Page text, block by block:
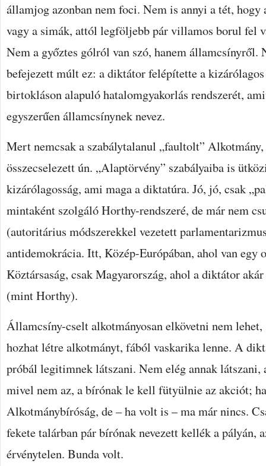
államjog azonban nem foci. Nem is annyi a tét, hogy
vagy a simák, attól legföljebb pár villamos borul fel
Nem a győztes gólról van szó, hanem államcsínyről.
befejezett múlt ez: a diktátor felépítette a
birtokláson alapuló hatalomgyakorlás rendszerét,
egyszerűen államcsínynek nevez.
Mert nemcsak a szabálytalanul „faultolt”
összecselezett ún. „Alaptörvény” szabályaiba is
kizárólagosság, ami maga a diktatúra. Jó, jó, csak
mintaként szolgáló Horthy-rendszeré, de már nem
(autoritárius módszerekkel vezetett
antidemokrácia. Itt, Közép-Európában, ahol van egy
Köztársaság, csak Magyarország, ahol a diktátor
(mint Horthy).
Államcsíny-cselt alkotmányosan elkövetni nem lehet,
hozhat létre alkotmányt, fából vaskarika lenne. A
próbál legitimnek látszani. Nem elég annak látszani,
mivel nem az, a bírónak le kell fütyülnie az akciót;
Alkotmánybíróság, de – ha volt is – ma már nincs.
fekete talárban pár bírónak nevezett kellék a pályán,
érvénytelen. Bunda volt.